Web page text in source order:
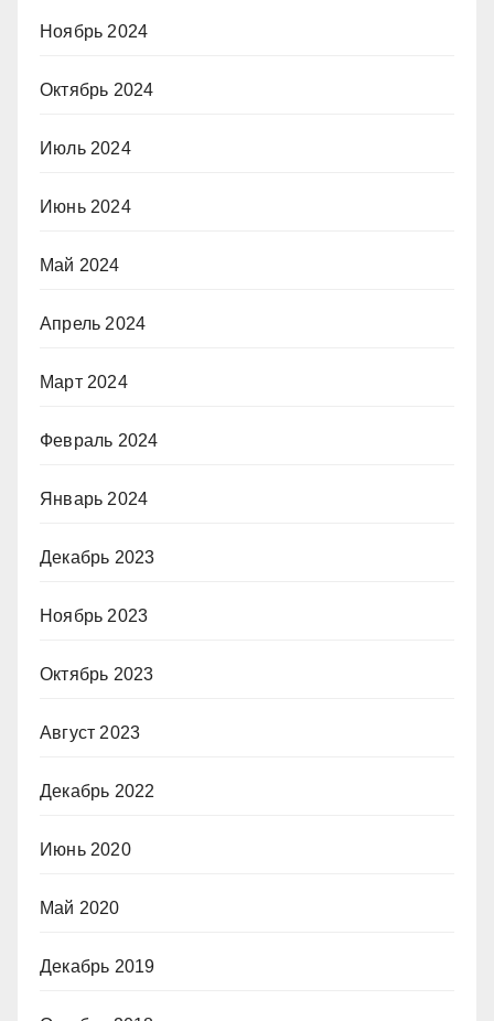
Ноябрь 2024
Октябрь 2024
Июль 2024
Июнь 2024
Май 2024
Апрель 2024
Март 2024
Февраль 2024
Январь 2024
Декабрь 2023
Ноябрь 2023
Октябрь 2023
Август 2023
Декабрь 2022
Июнь 2020
Май 2020
Декабрь 2019